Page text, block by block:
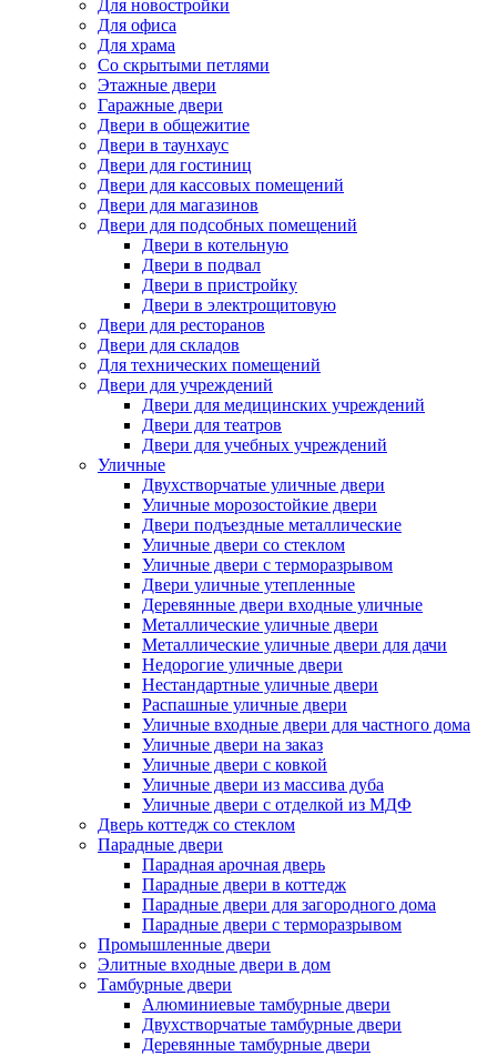
Для новостройки
Для офиса
Для храма
Со скрытыми петлями
Этажные двери
Гаражные двери
Двери в общежитие
Двери в таунхаус
Двери для гостиниц
Двери для кассовых помещений
Двери для магазинов
Двери для подсобных помещений
Двери в котельную
Двери в подвал
Двери в пристройку
Двери в электрощитовую
Двери для ресторанов
Двери для складов
Для технических помещений
Двери для учреждений
Двери для медицинских учреждений
Двери для театров
Двери для учебных учреждений
Уличные
Двухстворчатые уличные двери
Уличные морозостойкие двери
Двери подъездные металлические
Уличные двери со стеклом
Уличные двери с терморазрывом
Двери уличные утепленные
Деревянные двери входные уличные
Металлические уличные двери
Металлические уличные двери для дачи
Недорогие уличные двери
Нестандартные уличные двери
Распашные уличные двери
Уличные входные двери для частного дома
Уличные двери на заказ
Уличные двери с ковкой
Уличные двери из массива дуба
Уличные двери с отделкой из МДФ
Дверь коттедж со стеклом
Парадные двери
Парадная арочная дверь
Парадные двери в коттедж
Парадные двери для загородного дома
Парадные двери с терморазрывом
Промышленные двери
Элитные входные двери в дом
Тамбурные двери
Алюминиевые тамбурные двери
Двухстворчатые тамбурные двери
Деревянные тамбурные двери